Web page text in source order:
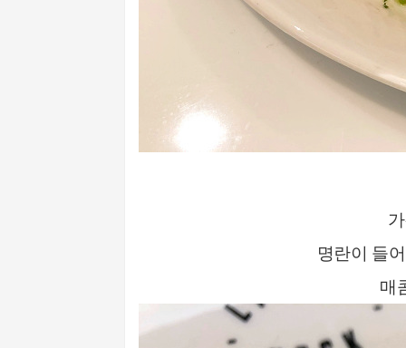
명란이 들
매